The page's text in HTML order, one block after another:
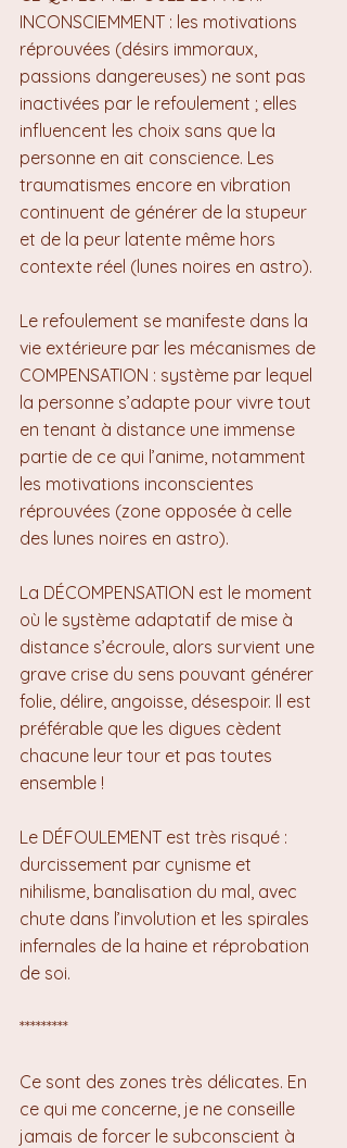
INCONSCIEMMENT : les motivations
réprouvées (désirs immoraux,
passions dangereuses) ne sont pas
inactivées par le refoulement ; elles
influencent les choix sans que la
personne en ait conscience. Les
traumatismes encore en vibration
continuent de générer de la stupeur
et de la peur latente même hors
contexte réel (lunes noires en astro).
Le refoulement se manifeste dans la
vie extérieure par les mécanismes de
COMPENSATION : système par lequel
la personne s’adapte pour vivre tout
en tenant à distance une immense
partie de ce qui l’anime, notamment
les motivations inconscientes
réprouvées (zone opposée à celle
des lunes noires en astro).
La DÉCOMPENSATION est le moment
où le système adaptatif de mise à
distance s’écroule, alors survient une
grave crise du sens pouvant générer
folie, délire, angoisse, désespoir. Il est
préférable que les digues cèdent
chacune leur tour et pas toutes
ensemble !
Le DÉFOULEMENT est très risqué :
durcissement par cynisme et
nihilisme, banalisation du mal, avec
chute dans l’involution et les spirales
infernales de la haine et réprobation
de soi.
*********
Ce sont des zones très délicates. En
ce qui me concerne, je ne conseille
jamais de forcer le subconscient à